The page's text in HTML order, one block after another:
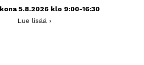
5.8.2026 klo 9:00-16:30
Lue lisää ›